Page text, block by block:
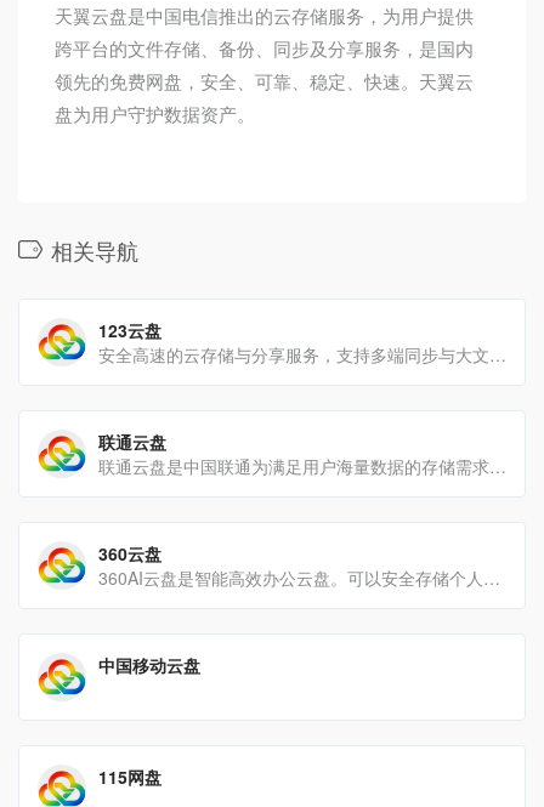
天翼云盘是中国电信推出的云存储服务，为用户提供
跨平台的文件存储、备份、同步及分享服务，是国内
领先的免费网盘，安全、可靠、稳定、快速。天翼云
盘为用户守护数据资产。
相关导航
123云盘
安全高速的云存储与分享服务，支持多端同步与大文件传输。
联通云盘
联通云盘是中国联通为满足用户海量数据的存储需求,面向个人及家庭用户提供的个人云、家庭云、微信/通讯录/相册备份[…]
360云盘
360AI云盘是智能高效办公云盘。可以安全存储个人数据、实现多端同步、自动备份、在线编辑文档进行高效办公，可跨[…]
中国移动云盘
115网盘